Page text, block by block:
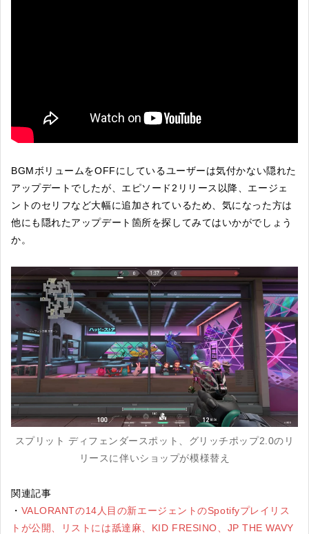
BGMボリュームをOFFにしているユーザーは気付かない隠れた
アップデートでしたが、エピソード2リリース以降、エージェ
ントのセリフなど大幅に追加されているため、気になった方は
他にも隠れたアップデート箇所を探してみてはいかがでしょう
か。
スプリット ディフェンダースポット、グリッチポップ2.0のリ
リースに伴いショップが模様替え
関連記事
・ VALORANTの14人目の新エージェントのSpotifyプレイリス
トが公開、リストには舐達麻、KID FRESINO、JP THE WAVY